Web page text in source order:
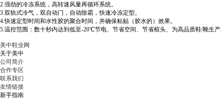
2.强劲的冷冻系统，高转速风量再循环系统。
3.双轨式冷气，双自动门，自动除霜，快速冷冻定型。
4.快速定型时间和水性胶的聚合时间，并确保粘贴（胶水的）效果。
5.温控范围：数十秒内达到低至-20℃节电、节省空间、节省楦头、为高品质鞋/靴生
美中鞋业网
关于美中
公司简介
合作专区
联系我们
友情链接
新手指南